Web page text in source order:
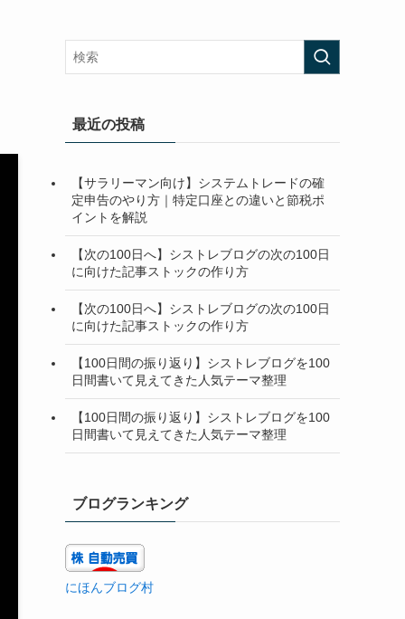
最近の投稿
【サラリーマン向け】システムトレードの確
定申告のやり方｜特定口座との違いと節税ポ
イントを解説
【次の100日へ】シストレブログの次の100日
に向けた記事ストックの作り方
【次の100日へ】シストレブログの次の100日
に向けた記事ストックの作り方
【100日間の振り返り】シストレブログを100
日間書いて見えてきた人気テーマ整理
【100日間の振り返り】シストレブログを100
日間書いて見えてきた人気テーマ整理
ブログランキング
にほんブログ村